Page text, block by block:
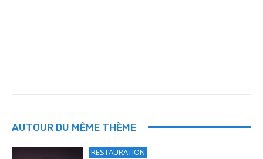
AUTOUR DU MÊME THÈME
RESTAURATION